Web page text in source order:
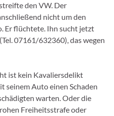
den VW. Der
nicht um den
Er flüchtete. Ihn sucht jetzt
07161/632360), das wegen
ist kein Kavaliersdelikt
seinem Auto einen Schaden
warten. Oder die
Freiheitsstrafe oder